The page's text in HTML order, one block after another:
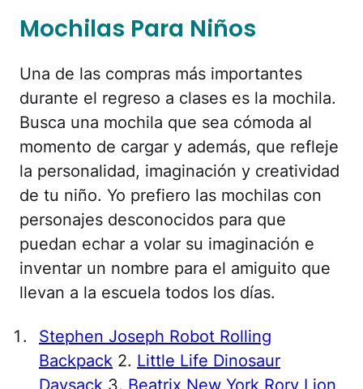
Mochilas Para Niños
Una de las compras más importantes
durante el regreso a clases es la mochila.
Busca una mochila que sea cómoda al
momento de cargar y además, que refleje
la personalidad, imaginación y creatividad
de tu niño. Yo prefiero las mochilas con
personajes desconocidos para que
puedan echar a volar su imaginación e
inventar un nombre para el amiguito que
llevan a la escuela todos los días.
Stephen Joseph Robot Rolling
Backpack 2. Little Life Dinosaur
Daysack 3. Beatrix New York Rory Lion